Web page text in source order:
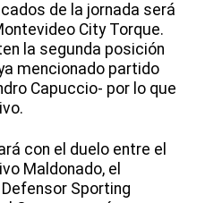
de la jornada será
City Torque.
la segunda posición
mencionado partido
Capuccio- por lo que
con el duelo entre el
Maldonado, el
Sporting